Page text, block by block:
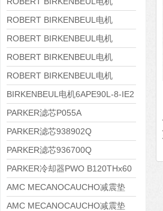
8APE160L-4-IE3
ROBERT BIRKENBEUL电机
8APE112M-6K-IE3
ROBERT BIRKENBEUL电机
8APE100L-2 IE3
ROBERT BIRKENBEUL电机
8APE90S-4 IE3
ROBERT BIRKENBEUL电机
8APE80M-2K-IE3
BIRKENBEUL电机6APE90L-8-IE2
PARKER滤芯P055A
PARKER滤芯938902Q
PARKER滤芯936700Q
PARKER冷却器PWO B120THx60
AMC MECANOCAUCHO减震垫
138552
AMC MECANOCAUCHO减震垫